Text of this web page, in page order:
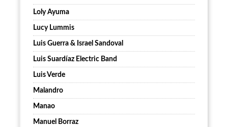
Loly Ayuma
Lucy Lummis
Luis Guerra & Israel Sandoval
Luis Suardíaz Electric Band
Luis Verde
Malandro
Manao
Manuel Borraz